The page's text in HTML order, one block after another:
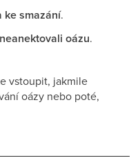
ke smazání.
neanektovali oázu.
vstoupit, jakmile
oázy nebo poté,